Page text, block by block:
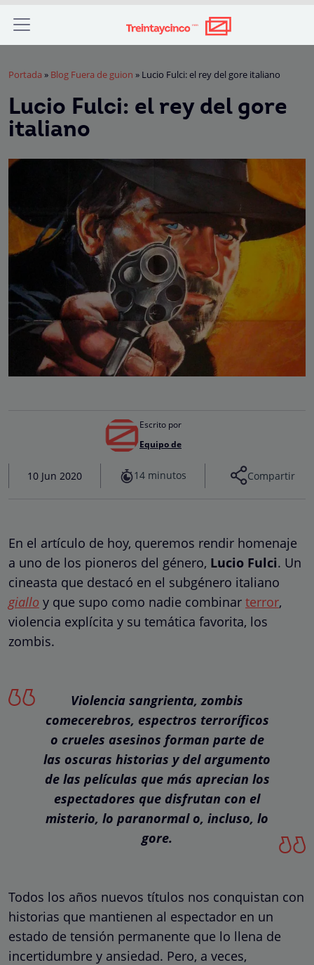
Portada » Blog Fuera de guion » Lucio Fulci: el rey del gore italiano
Lucio Fulci: el rey del gore
italiano
Escrito por
Equipo de
10 Jun 2020 14 minutos Compartir
En el artículo de hoy, queremos rendir homenaje
a uno de los pioneros del género, Lucio Fulci. Un
cineasta que destacó en el subgénero italiano
giallo y que supo como nadie combinar terror,
violencia explícita y su temática favorita, los
zombis.
Violencia sangrienta, zombis
comecerebros, espectros terroríficos
o crueles asesinos forman parte de
las oscuras historias y del argumento
de las películas que más aprecian los
espectadores que disfrutan con el
misterio, lo paranormal o, incluso, lo
gore.
Todos los años nuevos títulos nos conquistan con
historias que mantienen al espectador en un
estado de tensión permanente que lo llena de
incertidumbre y ansiedad. Pero, a veces,